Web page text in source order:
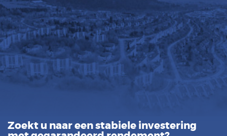
Zoekt u naar een stabiele investering